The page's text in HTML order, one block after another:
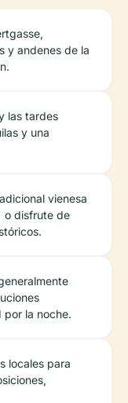
y andenes de la
las tardes
y una
vienesa
o disfrute de
por la noche.
locales para